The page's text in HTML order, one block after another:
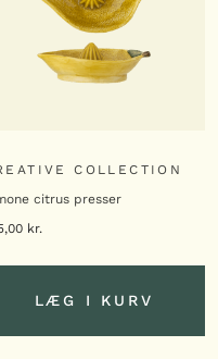
COLLECTION
citrus presser
kr.
LÆG I KURV